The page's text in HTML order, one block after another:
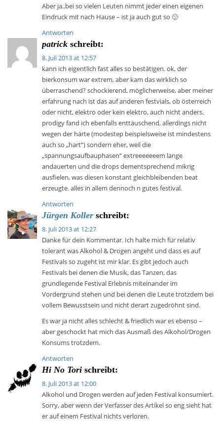
Aber ja..bei so vielen Leuten nimmt jeder einen eigenen
Eindruck mit nach Hause – ist ja auch gut so 🙂
Antworten
patrick schreibt:
8. Juli 2013 at 12:57
kann ich eigentlich fast alles so bestätigen. ok, der
bierkonsum war extrem, aber kam das wirklich so
überraschend? schockierend, möglicherweise, aber meiner
erfahrung nach ist das auf anderen festvials, ob österreich
oder nicht, elektro oder kein elektro, auch nicht anders.
prodigy fand ich ebenfalls enttäuschend, allerdings nicht
wegen der härte (modestep beispielsweise ist mindestens
auch so „hart“) sondern eher, weil die
„spannungsaufbauphasen“ extreeeeeeem lange
andauerten und die drops dementsprechend mikrig
ausfielen, was diesen konstant gleichbleibenden beat
erzeugte. alles in allem dennoch n gutes festival.
Antworten
Jürgen Koller schreibt:
8. Juli 2013 at 12:27
Danke für dein Kommentar. Ich halte mich für relativ
tolerant was Alkohol & Drogen angeht und dass es auf
Festivals so zugeht ist mir klar. Es gibt jedoch auch
Festivals bei denen die Musik, das Tanzen, das
grundlegende Festival Erlebnis miteinander im
Vordergrund stehen und bei denen die Leute trotzdem bei
vollem Bewusstsein und nicht derart zugedröhnt sind.
Es war ja nicht alles schlecht & friedlich war es ebenso –
aber geschockt hat mich das Ausmaß des Alkohol/Drogen
Konsums trotzdem.
Antworten
Hi No Tori schreibt:
8. Juli 2013 at 12:00
Alkohol und Drogen werden auf jeden Festival konsumiert.
Sorry, aber wenn der Verfasser des Artikel so eng sieht hat
er auf einem Festival nichts verloren.